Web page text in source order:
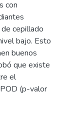
con
cepillado
bajo. Esto
buenos
que existe
el
(p-valor